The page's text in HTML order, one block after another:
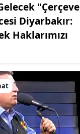
"Çerçeve
Diyarbakır:
Haklarımızı